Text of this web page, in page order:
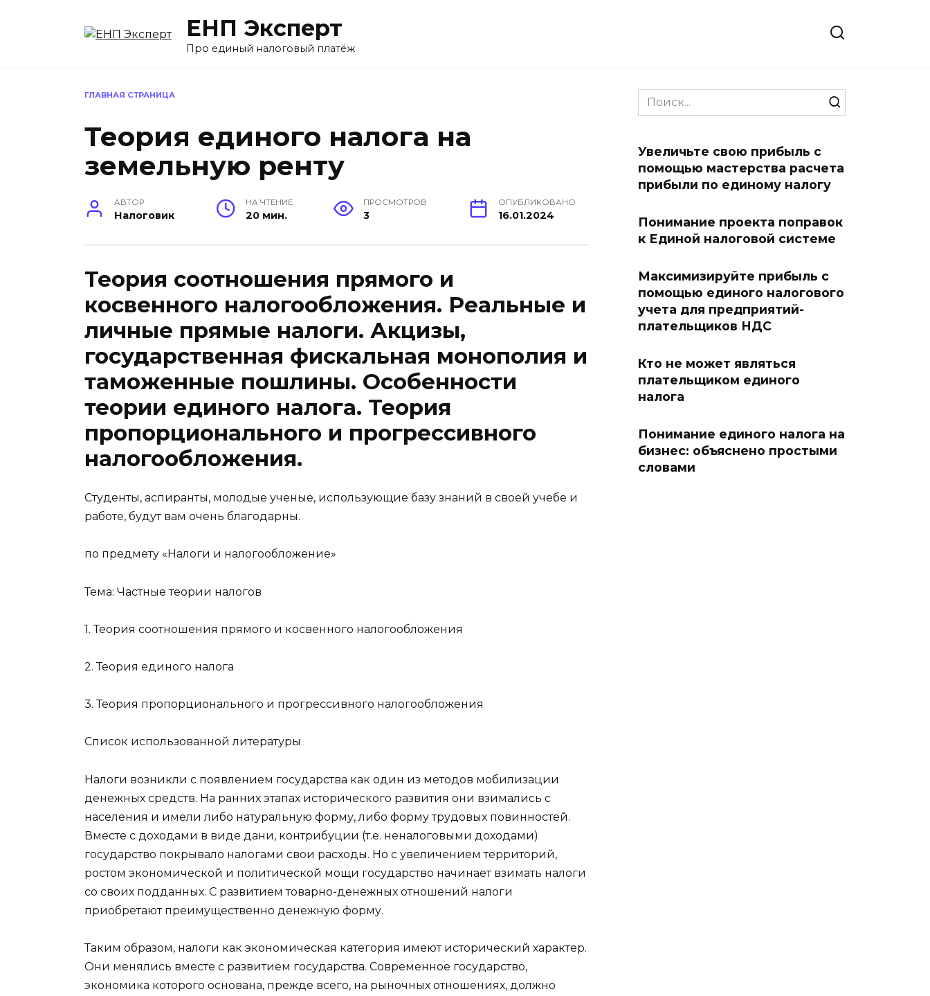
ЕНП Эксперт
Про единый налоговый платёж
ГЛАВНАЯ СТРАНИЦА
Теория единого налога на
земельную ренту
АВТОР
Налоговик
НА ЧТЕНИЕ
20 мин.
ПРОСМОТРОВ
3
ОПУБЛИКОВАНО
16.01.2024
Теория соотношения прямого и
косвенного налогообложения. Реальные и
личные прямые налоги. Акцизы,
государственная фискальная монополия и
таможенные пошлины. Особенности
теории единого налога. Теория
пропорционального и прогрессивного
налогообложения.
Студенты, аспиранты, молодые ученые, использующие базу знаний в своей учебе и
работе, будут вам очень благодарны.
по предмету «Налоги и налогообложение»
Тема: Частные теории налогов
1. Теория соотношения прямого и косвенного налогообложения
2. Теория единого налога
3. Теория пропорционального и прогрессивного налогообложения
Список использованной литературы
Налоги возникли с появлением государства как один из методов мобилизации
денежных средств. На ранних этапах исторического развития они взимались с
населения и имели либо натуральную форму, либо форму трудовых повинностей.
Вместе с доходами в виде дани, контрибуции (т.е. неналоговыми доходами)
государство покрывало налогами свои расходы. Но с увеличением территорий,
ростом экономической и политической мощи государство начинает взимать налоги
со своих подданных. С развитием товарно-денежных отношений налоги
приобретают преимущественно денежную форму.
Таким образом, налоги как экономическая категория имеют исторический характер.
Они менялись вместе с развитием государства. Современное государство,
экономика которого основана, прежде всего, на рыночных отношениях, должно
Search
for:
Увеличьте свою прибыль с
помощью мастерства расчета
прибыли по единому налогу
Понимание проекта поправок
к Единой налоговой системе
Максимизируйте прибыль с
помощью единого налогового
учета для предприятий-
плательщиков НДС
Кто не может являться
плательщиком единого
налога
Понимание единого налога на
бизнес: объяснено простыми
словами